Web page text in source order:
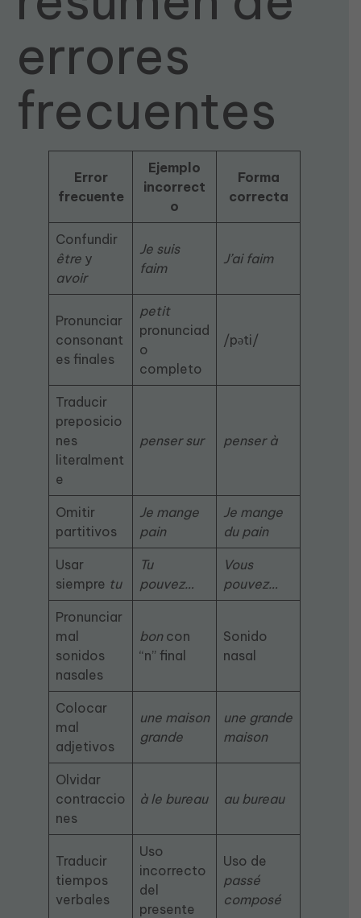
errores
frecuentes
Error
frecuente
Ejemplo
incorrect
o
Forma
correcta
Confundir
être y
avoir
Je suis
faim
J’ai faim
Pronunciar
consonant
es finales
petit
pronunciad
o
completo
/pəti/
Traducir
preposicio
nes
literalment
e
penser sur penser à
Omitir
partitivos
Je mange
pain
Je mange
du pain
Usar
siempre tu
Tu
pouvez…
Vous
pouvez…
Pronunciar
mal
sonidos
nasales
boncon
“n” final
Sonido
nasal
Colocar
mal
adjetivos
une maison
grande
une grande
maison
Olvidar
contraccio
nes
à le bureau au bureau
Traducir
tiempos
verbales
Uso
incorrecto
del
presente
Uso de
passé
composé